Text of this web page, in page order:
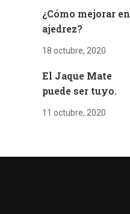
¿Cómo mejorar en
ajedrez?
18 octubre, 2020
El Jaque Mate
puede ser tuyo.
11 octubre, 2020